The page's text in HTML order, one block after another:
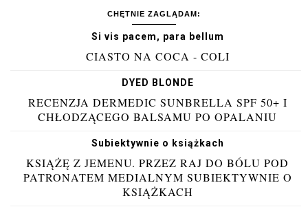
CHĘTNIE ZAGLĄDAM:
Si vis pacem, para bellum
CIASTO NA COCA - COLI
DYED BLONDE
RECENZJA DERMEDIC SUNBRELLA SPF 50+ I
CHŁODZĄCEGO BALSAMU PO OPALANIU
Subiektywnie o książkach
KSIĄŻĘ Z JEMENU. PRZEZ RAJ DO BÓLU POD
PATRONATEM MEDIALNYM SUBIEKTYWNIE O
KSIĄŻKACH